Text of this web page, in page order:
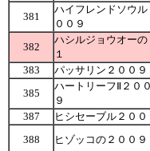
381
ハイフレンドソウル
００９
382
ハシルジョウオーの
１
383
パッサリン２００９
385
ハートリーフⅡ２００
９
387
ヒシセーブル２００
388
ヒゾッコの２００９